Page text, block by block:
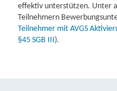
effektiv unterstützen. Unter
Teilnehmern
Teilnehmer mit AVGS
§45 SGB III).